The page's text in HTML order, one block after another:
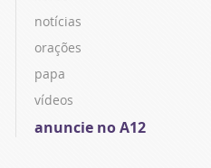
notícias
orações
papa
vídeos
anuncie no A12